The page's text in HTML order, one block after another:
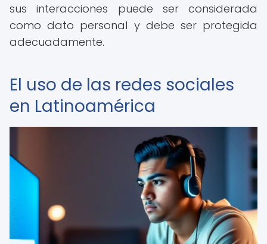
sus interacciones puede ser considerada
como dato personal y debe ser protegida
adecuadamente.
El uso de las redes sociales
en Latinoamérica